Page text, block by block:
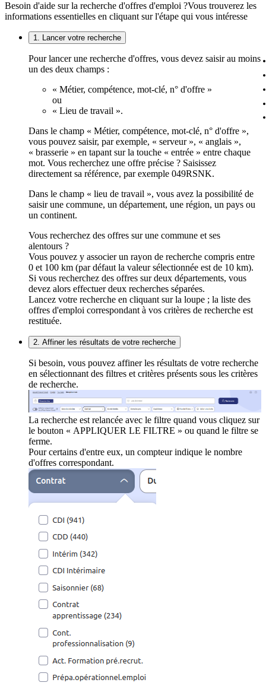
Besoin d'aide sur la recherche d'offres d'emploi ?Vous trouverez les
informations essentielles en cliquant sur l'étape qui vous intéresse
1. Lancer votre recherche
Pour lancer une recherche d'offres, vous devez saisir au moins
un des deux champs :
« Métier, compétence, mot-clé, n° d'offre »
ou
« Lieu de travail ».
Dans le champ « Métier, compétence, mot-clé, n° d'offre »,
vous pouvez saisir, par exemple, « serveur », « anglais »,
« brasserie » en tapant sur la touche « entrée » entre chaque
mot. Vous recherchez une offre précise ? Saisissez
directement sa référence, par exemple 049RSNK.
Dans le champ « lieu de travail », vous avez la possibilité de
saisir une commune, un département, une région, un pays ou
un continent.
Vous recherchez des offres sur une commune et ses
alentours ?
Vous pouvez y associer un rayon de recherche compris entre
0 et 100 km (par défaut la valeur sélectionnée est de 10 km).
Si vous recherchez des offres sur deux départements, vous
devez alors effectuer deux recherches séparées.
Lancez votre recherche en cliquant sur la loupe ; la liste des
offres d'emploi correspondant à vos critères de recherche est
restituée.
2. Affiner les résultats de votre recherche
Si besoin, vous pouvez affiner les résultats de votre recherche
en sélectionnant des filtres et critères présents sous les critères
de recherche.
La recherche est relancée avec le filtre quand vous cliquez sur
le bouton « APPLIQUER LE FILTRE » ou quand le filtre se
ferme.
Pour certains d'entre eux, un compteur indique le nombre
d'offres correspondant.